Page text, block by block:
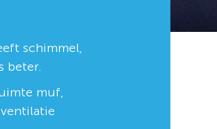
schimmel,
beter.
muf,